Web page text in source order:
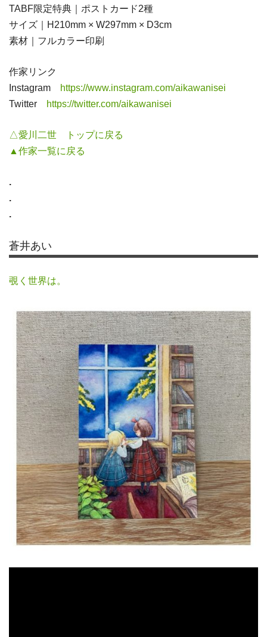
TABF限定特典｜ポストカード2種
サイズ｜H210mm × W297mm × D3cm
素材｜フルカラー印刷
作家リンク
Instagram
https://www.instagram.com/aikawanisei
Twitter
https://twitter.com/aikawanisei
△愛川二世 トップに戻る
▲作家一覧に戻る
.
.
.
蒼井あい
覗く世界は。